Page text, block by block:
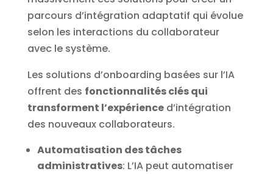
parcours d’intégration adaptatif qui évolue
selon les interactions du collaborateur
avec le système.
Les solutions d’onboarding basées sur l’IA
offrent des fonctionnalités clés qui
transforment l’expérienced’intégration
des nouveaux collaborateurs.
Automatisation des tâches
administratives: L’IA peut automatiser